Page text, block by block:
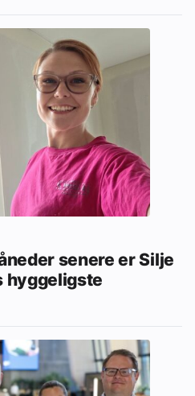
senere er Silje
hyggeligste